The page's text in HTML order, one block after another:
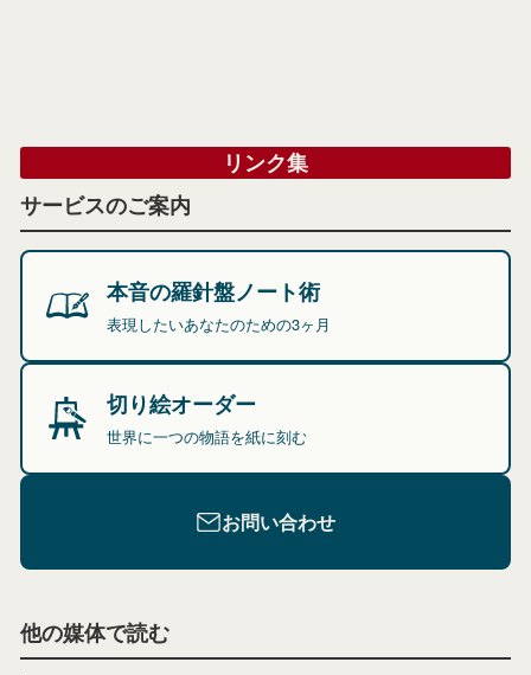
リンク集
サービスのご案内
本音の羅針盤ノート術
表現したいあなたのための3ヶ月
切り絵オーダー
世界に一つの物語を紙に刻む
お問い合わせ
他の媒体で読む